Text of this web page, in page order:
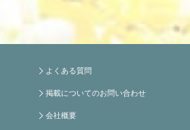
よくある質問
掲載についてのお問い合わせ
会社概要